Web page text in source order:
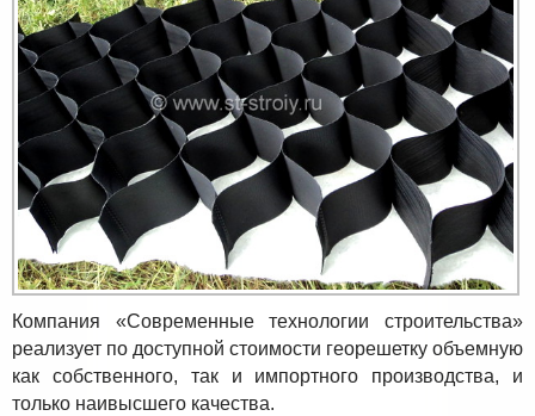
Компания «Современные технологии строительства»
реализует по доступной стоимости георешетку объемную
как собственного, так и импортного производства, и
только наивысшего качества.